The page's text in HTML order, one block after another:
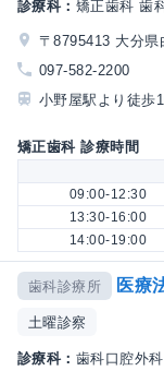
診療科： 矯正歯科 歯
〒8795413 大分県
097-582-2200
小野屋駅より徒歩
矯正歯科 診療時間
09:00-12:30
13:30-16:00
14:00-19:00
歯科診療所 医療
土曜診察
診療科： 歯科口腔外